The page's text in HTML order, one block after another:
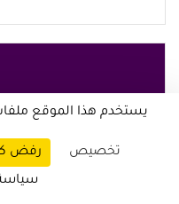
يستخدم هذا الموقع
رفض
تخصيص